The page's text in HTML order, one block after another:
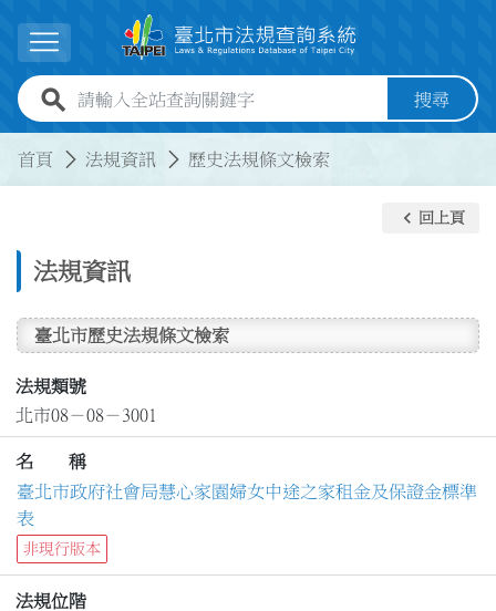
展開選單
全站查詢關鍵字欄位 搜尋
首頁 法規資訊 歷史法規條文檢索
法規資訊
keyboard_arrow_left 回上頁
臺北市歷史法規條文檢索
法規類號
北市08－08－3001
名 稱
臺北市政府社會局慧心家園婦女中途之家租金及保證金標準
表
非現行版本
法規位階